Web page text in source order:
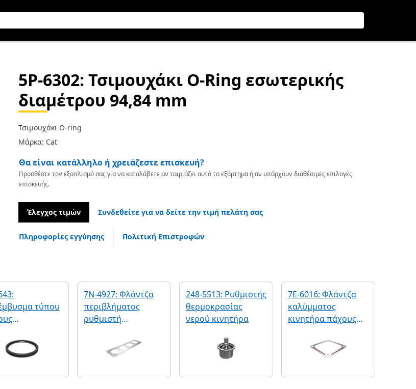
5P-6302: Τσιμουχάκι O-Ring εσωτερικής
διαμέτρου 94,84 mm
Τσιμουχάκι O-ring
Μάρκα: Cat
Θα είναι κατάλληλο ή χρειάζεστε επισκευή?
Προσθέστε τον εξοπλισμό σας για να καταλάβετε αν ταιριάζει αυτό το εξάρτημα ή αν υπάρχουν διαθέσιμες επιλογές
επισκευής.
Έλεγχος τιμών Συνδεθείτε για να δείτε την τιμή πελάτη σας
Πληροφορίες εγγύησης Πολιτική Επιστροφών
τύπου
7N-4927: Φλάντζα
περιβλήματος
ρυθμιστή
νερού 1,6 mm
248-5513: Ρυθμιστής
θερμοκρασίας
νερού κινητήρα
7E-6016: Φλάντζα
καλύμματος
κινητήρα πάχους